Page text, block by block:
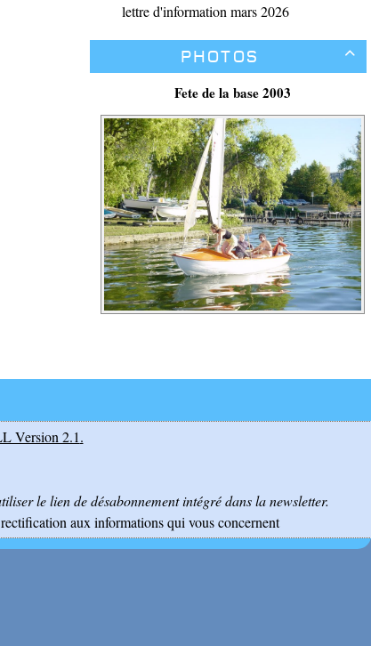
lettre d'information mars 2026

Photos
Fete de la base 2003
Version 2.1.
le lien de désabonnement intégré dans la newsletter.
aux informations qui vous concernent